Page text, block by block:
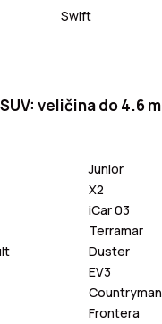
Swift
veličina do 4.6 m
Junior
X2
iCar 03
Terramar
Duster
EV3
Countryman
Frontera